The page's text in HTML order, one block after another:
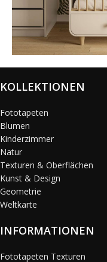
@karols_interiors
KOLLEKTIONEN
Fototapeten
Blumen
Kinderzimmer
Natur
Texturen & Oberflächen
Kunst & Design
Geometrie
Weltkarte
INFORMATIONEN
Fototapeten Texturen